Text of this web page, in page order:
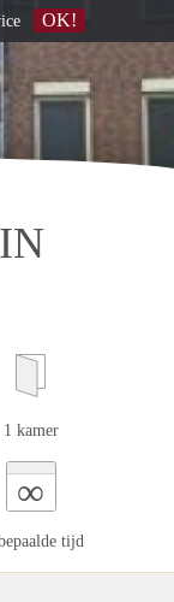
1 kamer
∞
tijd
OK!